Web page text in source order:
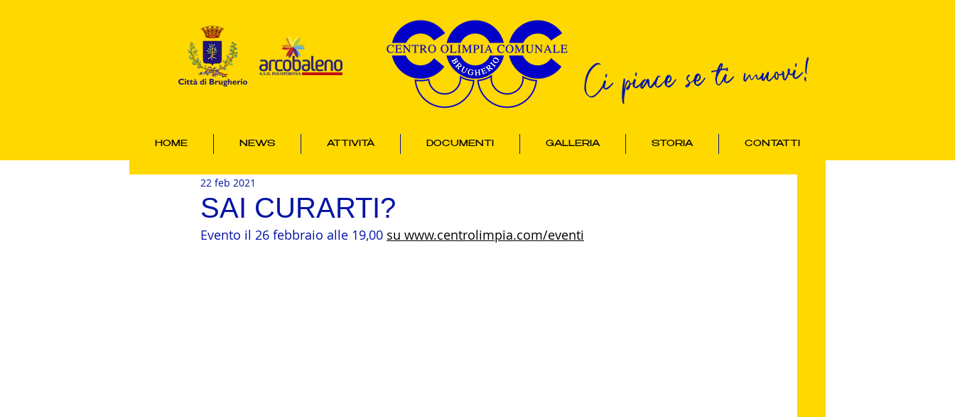
Ci piace se ti muovi!
HOME NEWS ATTIVITÀ DOCUMENTI GALLERIA STORIA CONTATTI
SAI CURARTI?
22 feb 2021
Evento il 26 febbraio alle 19,00 su www.centrolimpia.com/eventi